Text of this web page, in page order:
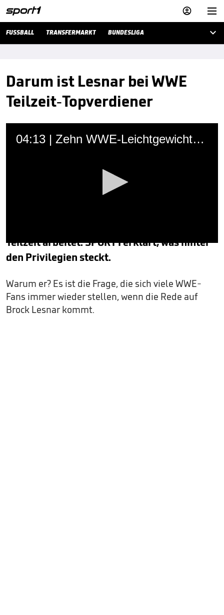


FUSSBALL TRANSFERMARKT BUNDESLIGA 
Darum ist Lesnar bei WWE
Teilzeit-Topverdiener
04:13 | Zehn WWE-Leichtgewichte, die Brock Lesnar demontierte
0
seconds
of
minutes,
13
seconds
Teilzeit arbeitet. SPORT1 erklärt, was hinter
den Privilegien steckt.
Warum er? Es ist die Frage, die sich viele WWE-
Fans immer wieder stellen, wenn die Rede auf
Brock Lesnar kommt.